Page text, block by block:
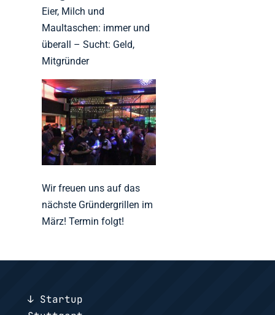
Eier, Milch und
Maultaschen: immer und
überall – Sucht: Geld,
Mitgründer
Wir freuen uns auf das
nächste Gründergrillen im
März! Termin folgt!
↓ Startup